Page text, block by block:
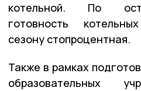
котельной. По
готовность
сезону стопроцентная.
Также в рамках
образовательных